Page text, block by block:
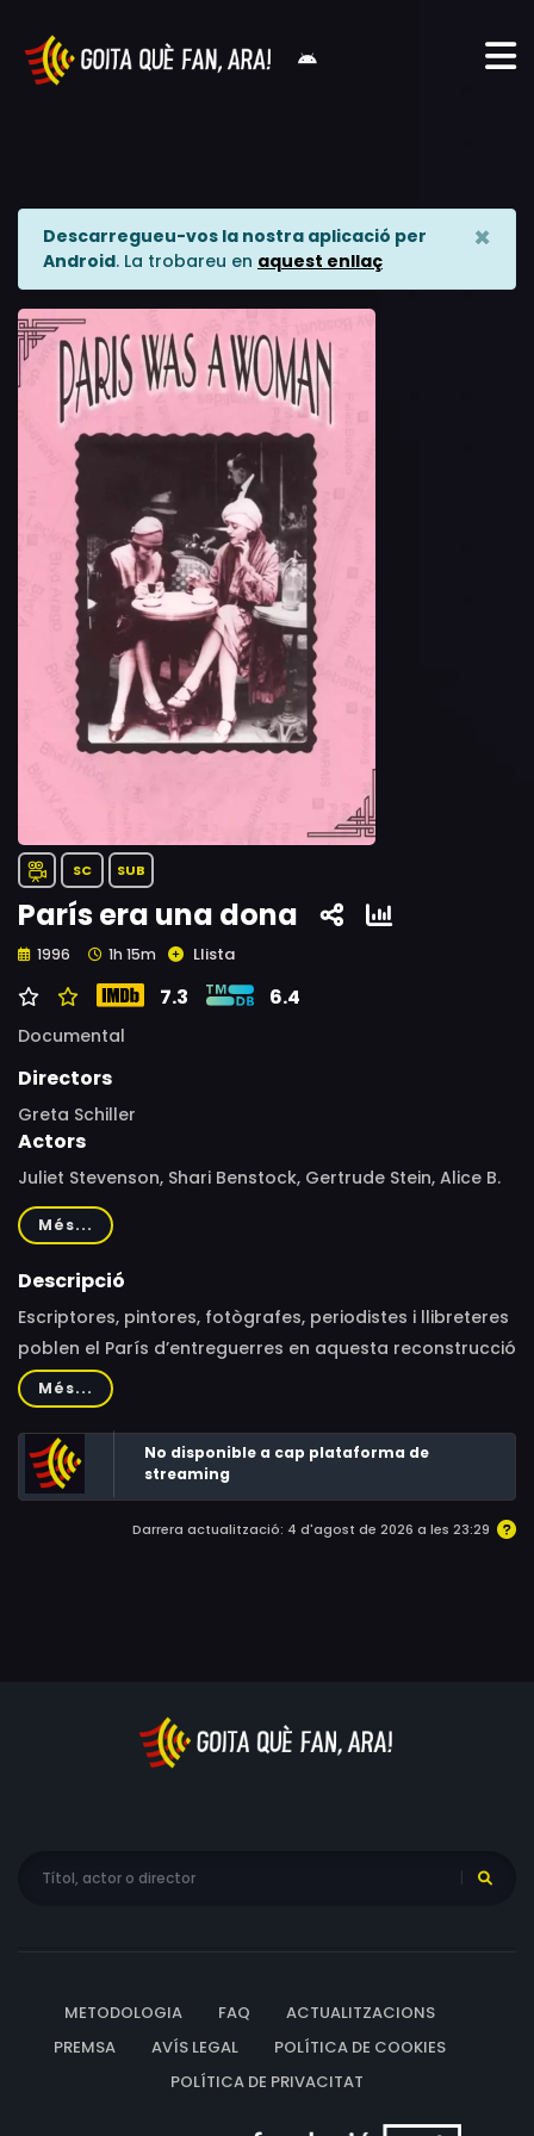
Descarregueu-vos la nostra aplicació per
Android. La trobareu en aquest enllaç
×
SC SUB
París era una dona
1996 1h 15m Llista
7.3 6.4
Documental
Directors
Greta Schiller
Actors
Juliet Stevenson, Shari Benstock, Gertrude Stein, Alice B.
Toklas, Janet Flanner, Samuel Steward, Marie Laurencin,
Sylvia Beach, Adrienne Monnier, Gisèle Freund, Jean
Bernard, Solita Solano, Josephine Baker, Paul Valéry,
Romaine Brooks, Djuna Barnes, Thelma Wood, Catherine
R. Stimpson, Pablo Picasso, James Joyce
Més...
Descripció
Escriptores, pintores, fotògrafes, periodistes i llibreteres
poblen el París d’entreguerres en aquesta reconstrucció
documental d’una comunitat creativa, plena de geni i
modernitat, en una visió poc coneguda de la ciutat.
Més...
No disponible a cap plataforma de
streaming
Darrera actualització: 4 d'agost de 2026 a les 23:29
METODOLOGIA FAQ
ACTUALITZACIONS
PREMSA
AVÍS LEGAL
POLÍTICA DE COOKIES
POLÍTICA DE PRIVACITAT